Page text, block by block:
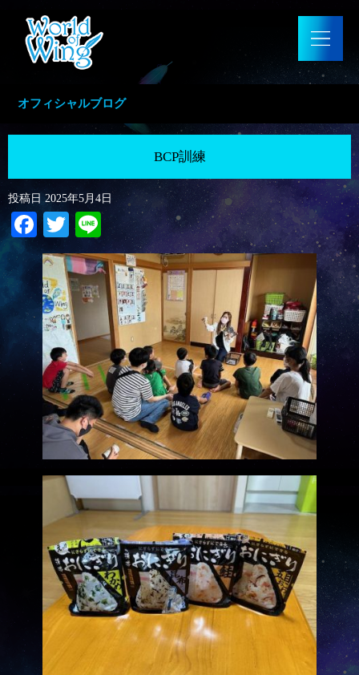
オフィシャルブログ
BCP訓練
投稿日 2025年5月4日
Facebook
Twitter
Line